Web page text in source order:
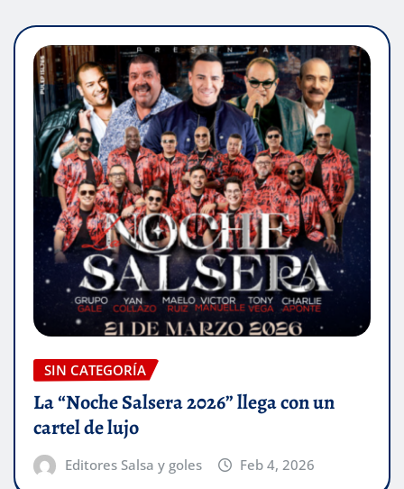
SIN CATEGORÍA
La “Noche Salsera 2026” llega con un
cartel de lujo
Editores Salsa y goles Feb 4, 2026